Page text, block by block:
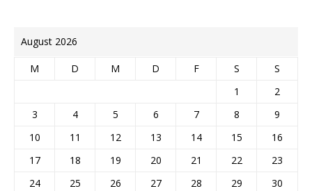
August 2026
M D M D F S
S
1
2
3
4 5 6 7 8
9
10
11 12 13 14 15
16
17
18 19 20 21 22
23
24
25 26 27 28 29
30